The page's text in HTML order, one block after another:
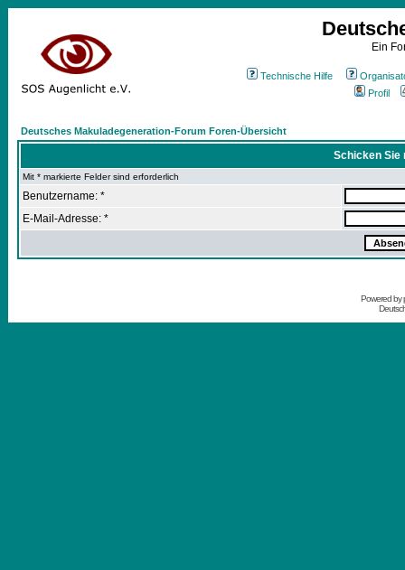
Ein
Technische Hilfe
Profil
Deutsches Makuladegeneration-Forum Foren-Übersicht
Schicken Sie
Mit * markierte Felder sind erforderlich
Benutzername: *
E-Mail-Adresse: *
Powered by